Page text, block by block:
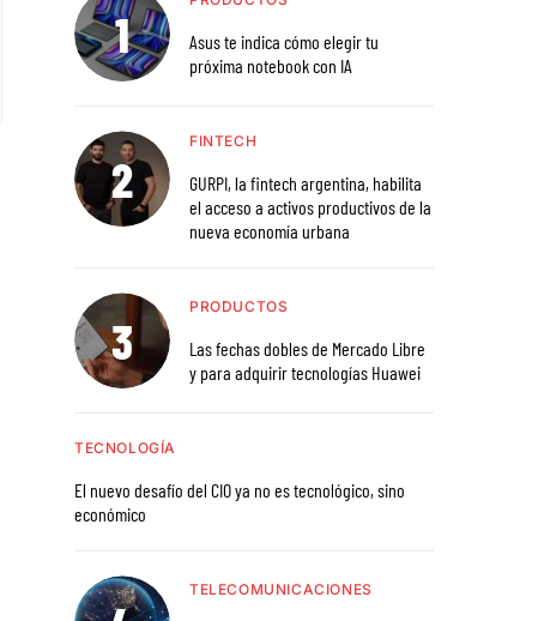
Asus te indica cómo elegir tu
próxima notebook con IA
FINTECH
GURPI, la fintech argentina, habilita
el acceso a activos productivos de la
nueva economía urbana
PRODUCTOS
Las fechas dobles de Mercado Libre
y para adquirir tecnologías Huawei
TECNOLOGÍA
El nuevo desafío del CIO ya no es tecnológico, sino
económico
TELECOMUNICACIONES